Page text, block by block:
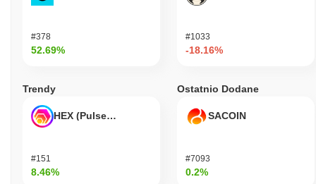
#378
52.69%
#1033
-18.16%
Trendy
HEX (Pulsechain)
#151
8.46%
Ostatnio Dodane
SACOIN
#7093
0.2%